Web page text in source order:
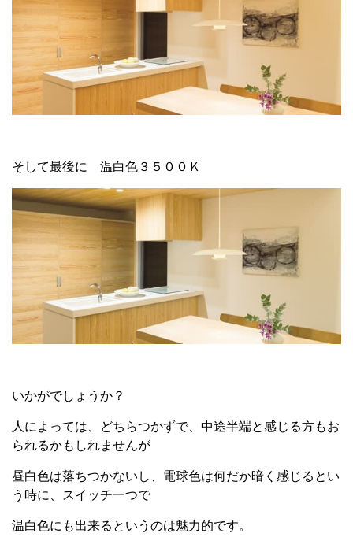
そして最後に 温白色３５００Ｋ
いかがでしょうか？
人によっては、どちらつかずで、中途半端と感じる方もお
られるかもしれませんが
昼白色は落ちつかないし、電球色は何だか暗く感じるとい
う時に、スイッチ一つで
温白色にも出来るというのは魅力的です。